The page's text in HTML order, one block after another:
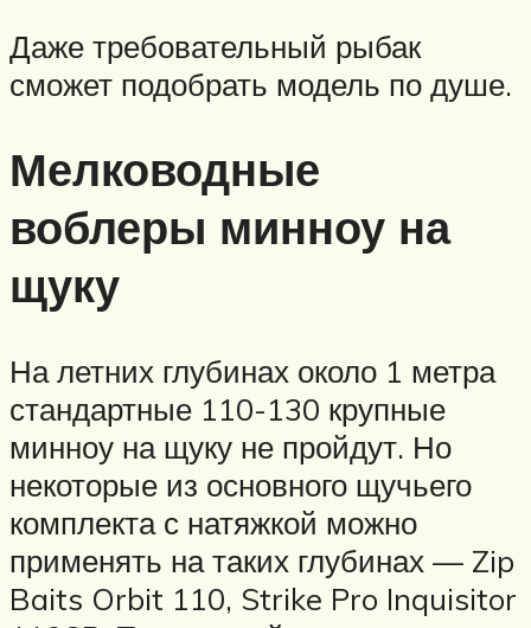
Даже требовательный рыбак
сможет подобрать модель по душе.
Мелководные
воблеры минноу на
щуку
На летних глубинах около 1 метра
стандартные 110-130 крупные
минноу на щуку не пройдут. Но
некоторые из основного щучьего
комплекта с натяжкой можно
применять на таких глубинах — Zip
Baits Orbit 110, Strike Pro Inquisitor